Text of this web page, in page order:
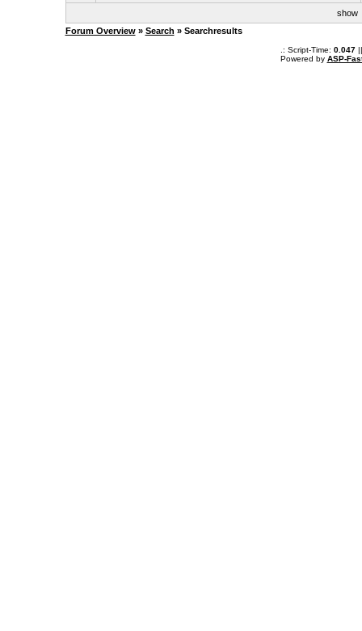
show
Forum Overview» Search » Searchresults
.: Script-Time: 0.047||
Powered by ASP-